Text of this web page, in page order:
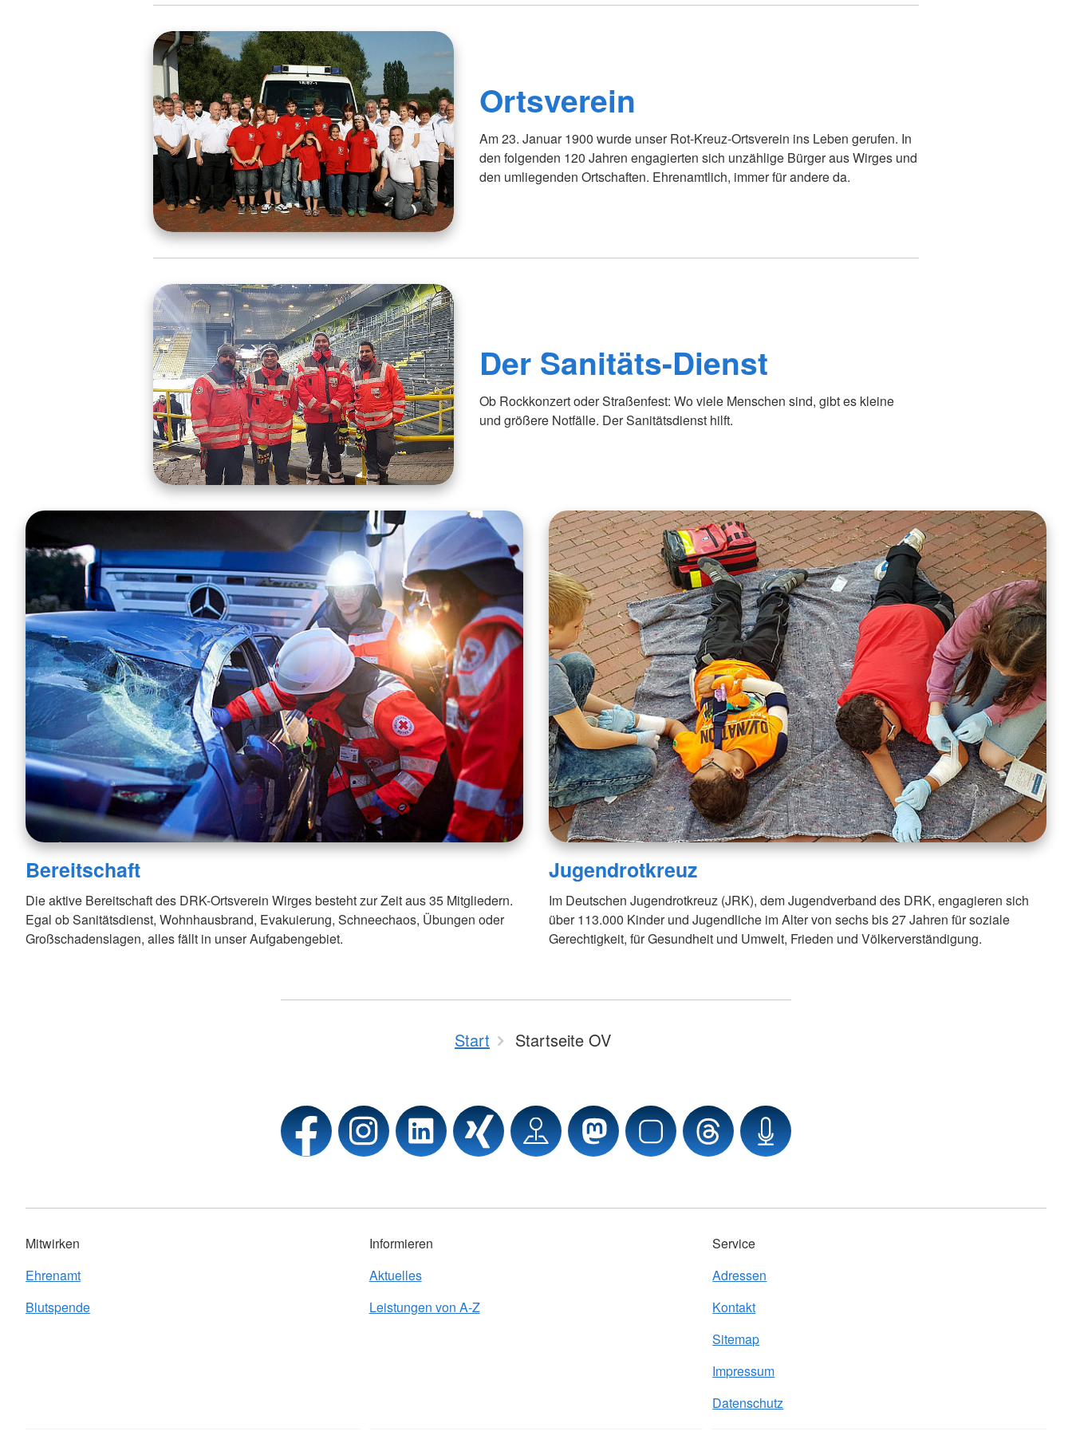
Ortsverein
Am 23. Januar 1900 wurde unser Rot-Kreuz-Ortsverein ins Leben gerufen. In
den folgenden 120 Jahren engagierten sich unzählige Bürger aus Wirges und
den umliegenden Ortschaften. Ehrenamtlich, immer für andere da.
Der Sanitäts-Dienst
Ob Rockkonzert oder Straßenfest: Wo viele Menschen sind, gibt es kleine
und größere Notfälle. Der Sanitätsdienst hilft.
Bereitschaft
Die aktive Bereitschaft des DRK-Ortsverein Wirges besteht zur Zeit aus 35 Mitgliedern.
Egal ob Sanitätsdienst, Wohnhausbrand, Evakuierung, Schneechaos, Übungen oder
Großschadenslagen, alles fällt in unser Aufgabengebiet.
Jugendrotkreuz
Im Deutschen Jugendrotkreuz (JRK), dem Jugendverband des DRK, engagieren sich
über 113.000 Kinder und Jugendliche im Alter von sechs bis 27 Jahren für soziale
Gerechtigkeit, für Gesundheit und Umwelt, Frieden und Völkerverständigung.
Start Startseite OV
Mitwirken
Ehrenamt
Blutspende
Informieren
Aktuelles
Leistungen von A-Z
Service
Adressen
Kontakt
Sitemap
Impressum
Datenschutz